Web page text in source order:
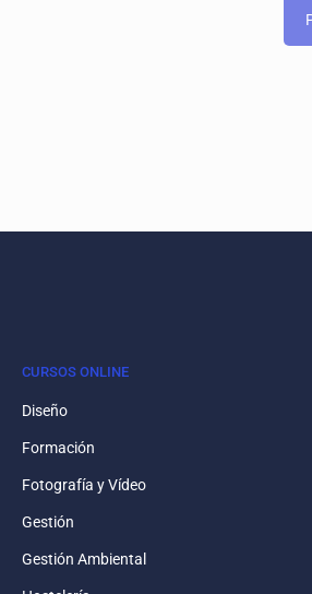
CURSOS ONLINE
Diseño
Formación
Fotografía y Vídeo
Gestión
Gestión Ambiental